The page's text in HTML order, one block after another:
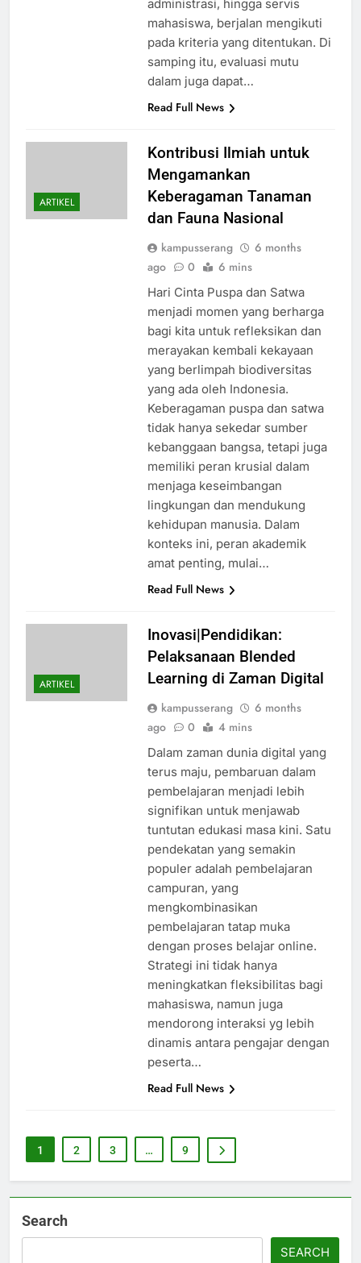
administrasi, hingga servis
mahasiswa, berjalan mengikuti
pada kriteria yang ditentukan. Di
samping itu, evaluasi mutu
dalam juga dapat…
Read Full News
ARTIKEL
Kontribusi Ilmiah untuk
Mengamankan
Keberagaman Tanaman
dan Fauna Nasional
kampusserang
6 months
ago
0 6 mins
Hari Cinta Puspa dan Satwa
menjadi momen yang berharga
bagi kita untuk refleksikan dan
merayakan kembali kekayaan
yang berlimpah biodiversitas
yang ada oleh Indonesia.
Keberagaman puspa dan satwa
tidak hanya sekedar sumber
kebanggaan bangsa, tetapi juga
memiliki peran krusial dalam
menjaga keseimbangan
lingkungan dan mendukung
kehidupan manusia. Dalam
konteks ini, peran akademik
amat penting, mulai…
Read Full News
ARTIKEL
Inovasi|Pendidikan:
Pelaksanaan Blended
Learning di Zaman Digital
kampusserang
6 months
ago
0 4 mins
Dalam zaman dunia digital yang
terus maju, pembaruan dalam
pembelajaran menjadi lebih
signifikan untuk menjawab
tuntutan edukasi masa kini. Satu
pendekatan yang semakin
populer adalah pembelajaran
campuran, yang
mengkombinasikan
pembelajaran tatap muka
dengan proses belajar online.
Strategi ini tidak hanya
meningkatkan fleksibilitas bagi
mahasiswa, namun juga
mendorong interaksi yg lebih
dinamis antara pengajar dengan
peserta…
Read Full News
1 2 3 … 9
Search
SEARCH